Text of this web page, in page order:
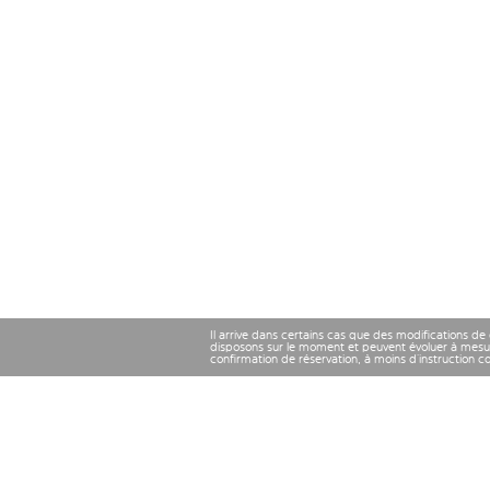
Il arrive dans certains cas que des modifications
disposons sur le moment et peuvent évoluer à
confirmation de réservation, à moins d’instruction